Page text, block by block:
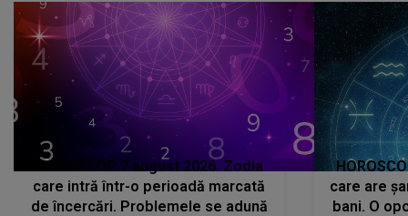
HOROSCOP 7 august 2026. Zodia
care intră într-o perioadă marcată
de încercări. Problemele se adună
care are
bani. O